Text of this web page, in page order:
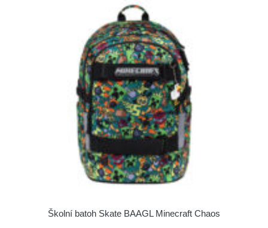
Školní batoh Skate BAAGL Minecraft Chaos